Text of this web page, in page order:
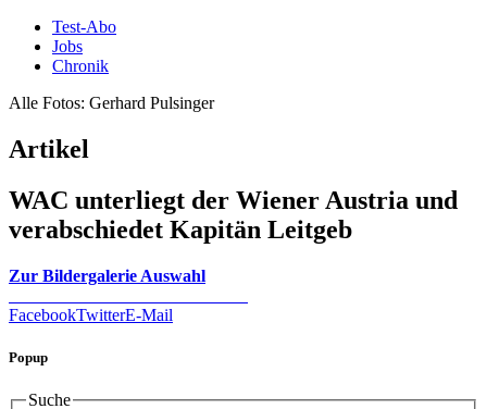
Test-Abo
Jobs
Chronik
Alle Fotos: Gerhard Pulsinger
Artikel
WAC unterliegt der Wiener Austria und
verabschiedet Kapitän Leitgeb
Zur Bildergalerie Auswahl
FacebookTwitterE-Mail
Popup
Suche